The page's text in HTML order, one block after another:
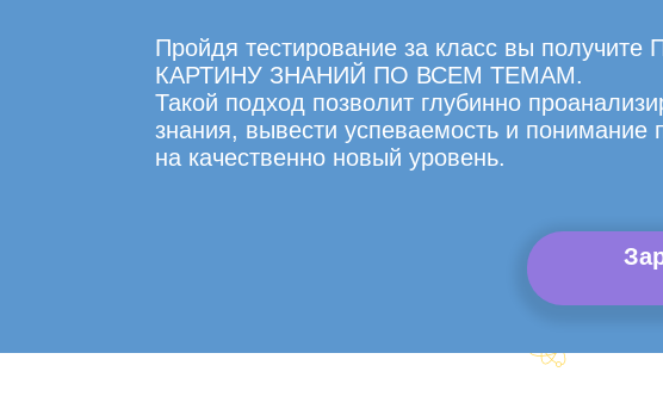
Пройдя тестирование за класс вы
КАРТИНУ ЗНАНИЙ ПО ВСЕМ ТЕМАМ.
Такой подход позволит глубинно
знания, вывести успеваемость и понимание
на качественно новый уровень.